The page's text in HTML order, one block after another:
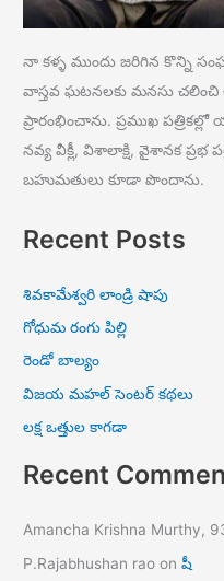
నా కళ్ళ ముందు జరిగిన కొన్ని
వాస్తవ ఘటనలకు మనసు
ప్రారంభించాను. ప్రముఖ
నవ్య వీక్లీ, విశాలాక్షి, వైశానక
బహుమతులు కూడా పొందాను.
Recent Posts
శివకామేశ్వరి లాండ్రి షాపు
గోధుమ రంగు పిల్లి
రెండో బాల్యం
విజయ మహల్ సెంటర్ కథలు
లక్ష ఒత్తుల కాగడా
Recent
Amancha Krishna Murthy,
P.Rajabhushan rao onషీ